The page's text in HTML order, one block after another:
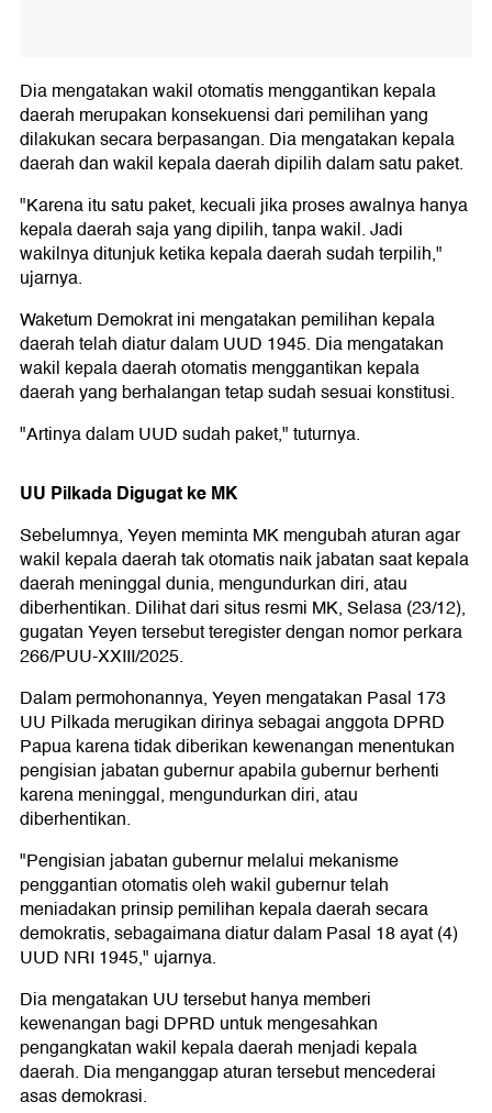
Dia mengatakan wakil otomatis menggantikan kepala
daerah merupakan konsekuensi dari pemilihan yang
dilakukan secara berpasangan. Dia mengatakan kepala
daerah dan wakil kepala daerah dipilih dalam satu paket.
"Karena itu satu paket, kecuali jika proses awalnya hanya
kepala daerah saja yang dipilih, tanpa wakil. Jadi
wakilnya ditunjuk ketika kepala daerah sudah terpilih,"
ujarnya.
Waketum Demokrat ini mengatakan pemilihan kepala
daerah telah diatur dalam UUD 1945. Dia mengatakan
wakil kepala daerah otomatis menggantikan kepala
daerah yang berhalangan tetap sudah sesuai konstitusi.
"Artinya dalam UUD sudah paket," tuturnya.
UU Pilkada Digugat ke MK
Sebelumnya, Yeyen meminta MK mengubah aturan agar
wakil kepala daerah tak otomatis naik jabatan saat kepala
daerah meninggal dunia, mengundurkan diri, atau
diberhentikan. Dilihat dari situs resmi MK, Selasa (23/12),
gugatan Yeyen tersebut teregister dengan nomor perkara
266/PUU-XXIII/2025.
Dalam permohonannya, Yeyen mengatakan Pasal 173
UU Pilkada merugikan dirinya sebagai anggota DPRD
Papua karena tidak diberikan kewenangan menentukan
pengisian jabatan gubernur apabila gubernur berhenti
karena meninggal, mengundurkan diri, atau
diberhentikan.
"Pengisian jabatan gubernur melalui mekanisme
penggantian otomatis oleh wakil gubernur telah
meniadakan prinsip pemilihan kepala daerah secara
demokratis, sebagaimana diatur dalam Pasal 18 ayat (4)
UUD NRI 1945," ujarnya.
Dia mengatakan UU tersebut hanya memberi
kewenangan bagi DPRD untuk mengesahkan
pengangkatan wakil kepala daerah menjadi kepala
daerah. Dia menganggap aturan tersebut mencederai
asas demokrasi.